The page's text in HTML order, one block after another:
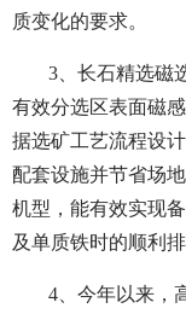
质变化的要求。
3、长石精选磁
有效分选区表面磁
据选矿工艺流程设
配套设施并节省场
机型，能有效实现
及单质铁时的顺利
4、今年以来，